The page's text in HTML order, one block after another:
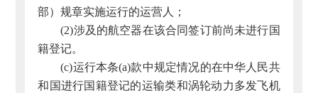
部）规章实施运行的运营人；
(2)涉及的航空器在该合同签订前尚未进行国
籍登记。
(c)运行本条(a)款中规定情况的在中华人民共
和国进行国籍登记的运输类和涡轮动力多发飞机